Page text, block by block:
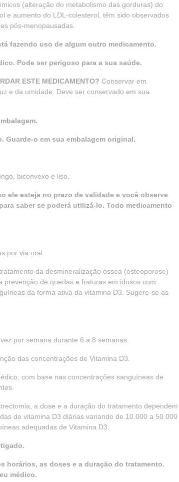
(alteração do metabolismo das gorduras) do
e aumento do LDL-colesterol, têm sido observados
pós-menopausadas.
fazendo uso de algum outro medicamento.
Pode ser perigoso para a sua saúde.
ESTE MEDICAMENTO? Conservar em
e da umidade. Deve ser conservado em sua
Guarde-o em sua embalagem original.
biconvexo e liso.
ele esteja no prazo de validade e você observe
saber se poderá utilizá-lo. Todo medicamento
por via oral.
da desmineralização óssea (osteoporose)
de quedas e fraturas em idosos com
da forma ativa da vitamina D3. Sugere-se as
por semana durante 6 a 8 semanas.
das concentrações de Vitamina D3.
com base nas concentrações sanguíneas de
a dose e a duração do tratamento dependem
de vitamina D3 diárias variando de 10.000 a 50.000
adequadas de Vitamina D3.
horários, as doses e a duração do tratamento.
médico.